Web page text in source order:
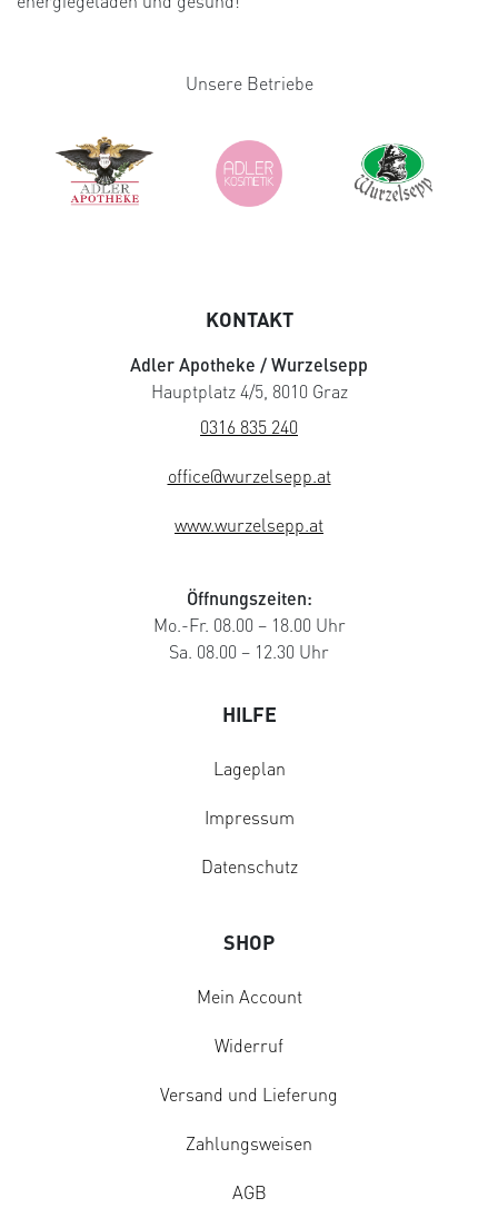
Unsere Betriebe
KONTAKT
Adler Apotheke / Wurzelsepp
Hauptplatz 4/5, 8010 Graz
0316 835 240
office@wurzelsepp.at
www.wurzelsepp.at
Öffnungszeiten:
Mo.-Fr. 08.00 – 18.00 Uhr
Sa. 08.00 – 12.30 Uhr
HILFE
Lageplan
Impressum
Datenschutz
SHOP
Mein Account
Widerruf
Versand und Lieferung
Zahlungsweisen
AGB